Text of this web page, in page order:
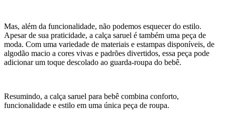
Mas, além da funcionalidade, não podemos esquecer do estilo.
Apesar de sua praticidade, a calça saruel é também uma peça de
moda. Com uma variedade de materiais e estampas disponíveis, de
algodão macio a cores vivas e padrões divertidos, essa peça pode
adicionar um toque descolado ao guarda-roupa do bebê.
Resumindo, a calça saruel para bebê combina conforto,
funcionalidade e estilo em uma única peça de roupa.